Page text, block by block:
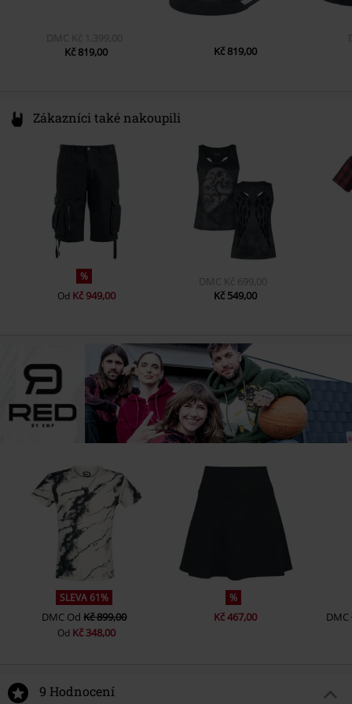
DMC Kč 1.399,00
Kč 819,00
Kč 819,00
Zákazníci také nakoupili
%
Od Kč 949,00
DMC Kč 699,00
Kč 549,00
SLEVA 61%
DMC OdKč 899,00
Od Kč 348,00
%
Kč 467,00 DMC
9 Hodnocení